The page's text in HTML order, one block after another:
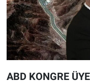
ABD KONGRE